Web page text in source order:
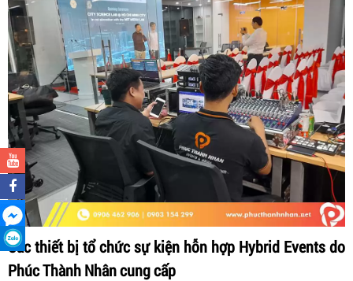
Các thiết bị tổ chức sự kiện hỗn hợp Hybrid Events do
Phúc Thành Nhân cung cấp